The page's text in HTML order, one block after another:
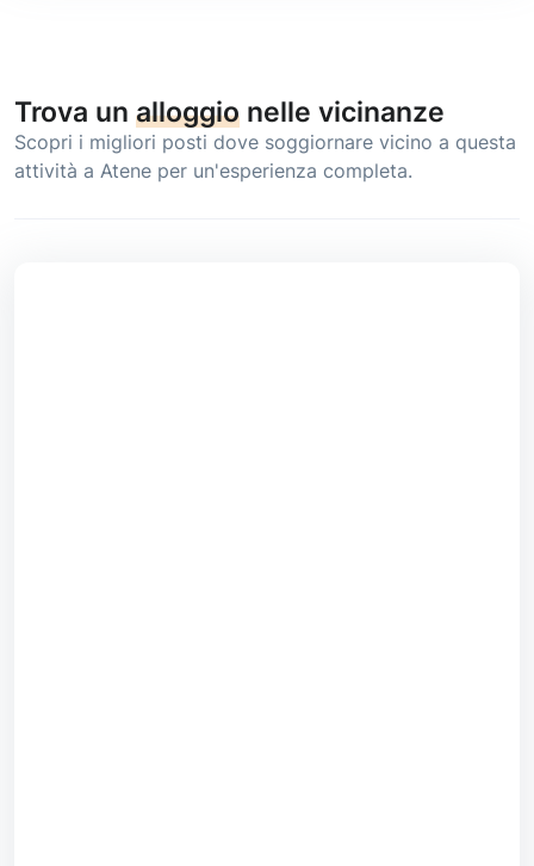
Trova un alloggio nelle vicinanze
Scopri i migliori posti dove soggiornare vicino a questa
attività a Atene per un'esperienza completa.